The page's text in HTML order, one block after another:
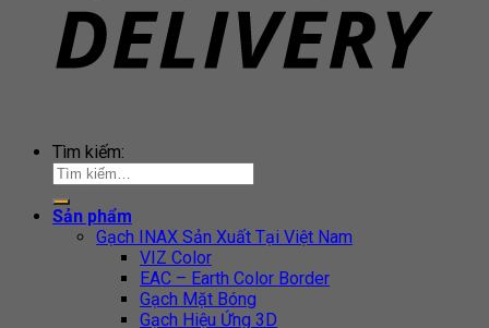
Tìm kiếm:
Sản phẩm
Gạch INAX Sản Xuất Tại Việt Nam
VIZ Color
EAC – Earth Color Border
Gạch Mặt Bóng
Gạch Hiệu Ứng 3D